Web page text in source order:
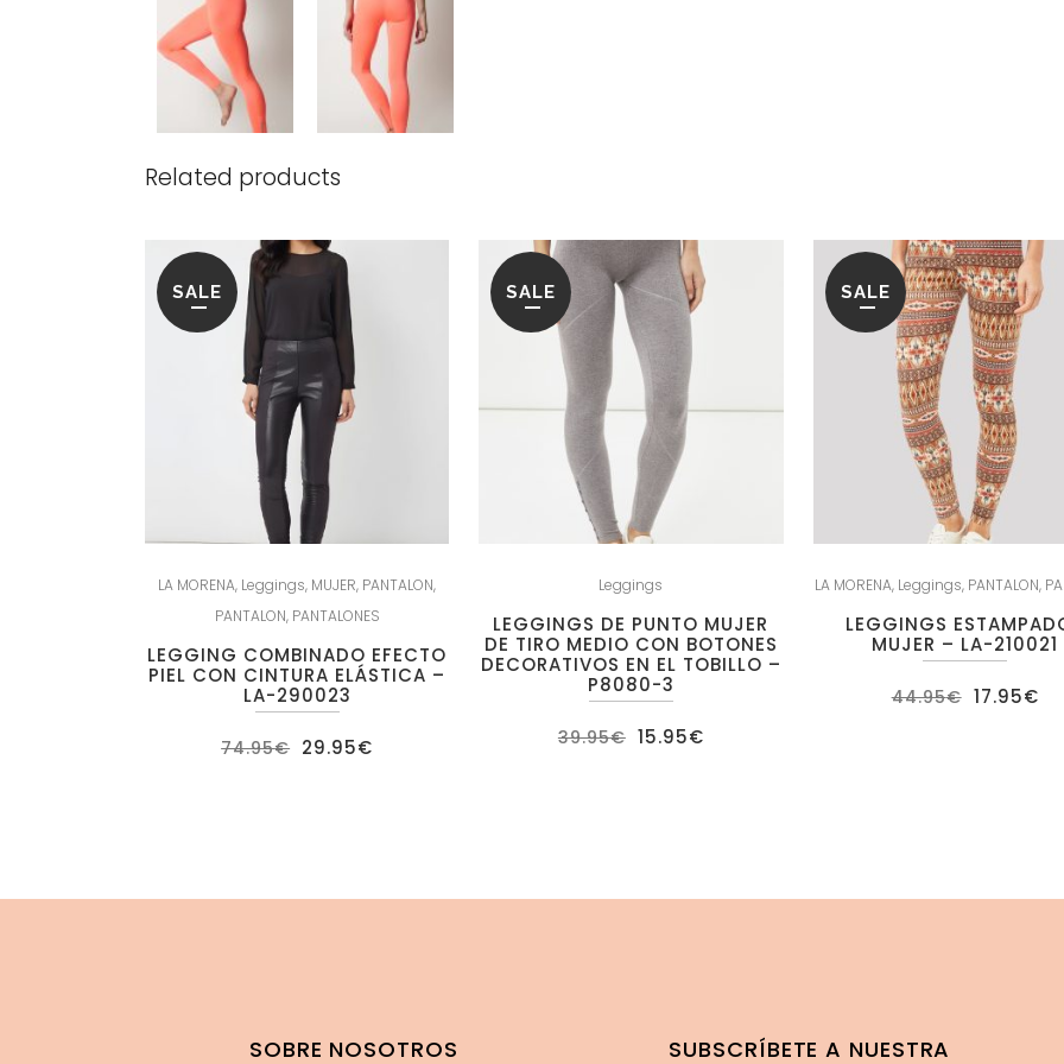
Related products
SALE
LA MORENA, Leggings, MUJER, PANTALON,
PANTALON, PANTALONES
LEGGING COMBINADO EFECTO
PIEL CON CINTURA ELÁSTICA –
LA-290023
74.95€ El
precio
29.95€
SALE
Leggings
LEGGINGS DE PUNTO MUJER
DE TIRO MEDIO CON BOTONES
DECORATIVOS EN EL TOBILLO –
P8080-3
39.95€ El
precio
15.95€El
SALE
LA MORENA, Leggings, PANTALON,
LEGGINGS
MUJER – LA-210021
44.95€ El
precio
17.95€El
SOBRE NOSOTROS SUBSCRÍBETE A NUESTRA